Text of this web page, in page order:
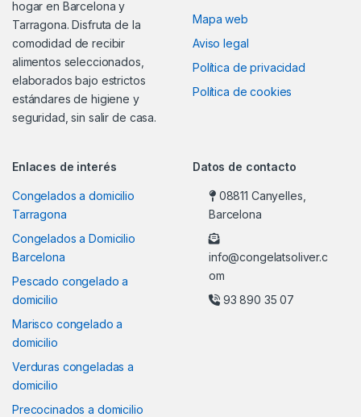
hogar en Barcelona y
Tarragona. Disfruta de la
comodidad de recibir
alimentos seleccionados,
elaborados bajo estrictos
estándares de higiene y
seguridad, sin salir de casa.
Mapa web
Aviso legal
Política de privacidad
Política de cookies
Enlaces de interés
Congelados a domicilio
Tarragona
Congelados a Domicilio
Barcelona
Pescado congelado a
domicilio
Marisco congelado a
domicilio
Verduras congeladas a
domicilio
Precocinados a domicilio
Datos de contacto
08811 Canyelles,
Barcelona
info@congelatsoliver.c
om
93 890 35 07